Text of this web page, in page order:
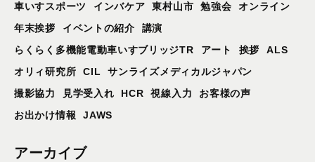
車いすスポーツ
インバケア 東村山市 勉強会
オンライン
年末挨拶
イベントの紹介
講演
らくらく多機能電動車いすブリッジTR
アート 挨拶
ALS
オリィ研究所
CIL
サンライズメディカルジャパン
撮影協力
見学受入れ HCR 視線入力
お客様の声
お出かけ情報
JAWS
アーカイブ